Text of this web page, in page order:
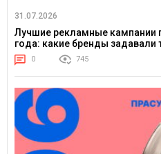
31.07.2026
Лучшие рекламные кампании
года: какие бренды задавали
0 745